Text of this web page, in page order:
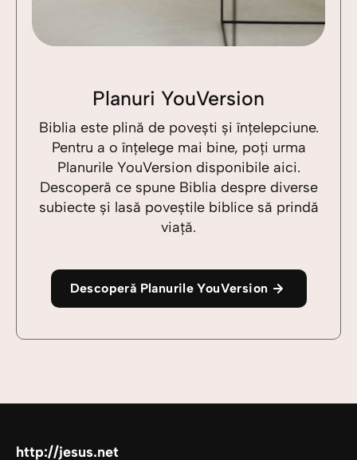
Planuri YouVersion
Biblia este plină de povești și înțelepciune.
Pentru a o înțelege mai bine, poți urma
Planurile YouVersion disponibile aici.
Descoperă ce spune Biblia despre diverse
subiecte și lasă poveștile biblice să prindă
viață.
Descoperă Planurile YouVersion
http://jesus.net